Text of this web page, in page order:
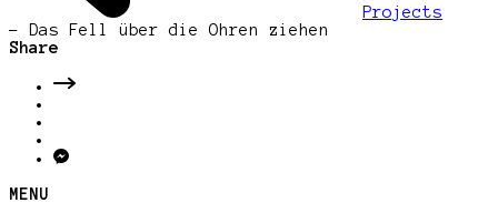
Projects
- Das Fell über die Ohren ziehen
Share
MENU